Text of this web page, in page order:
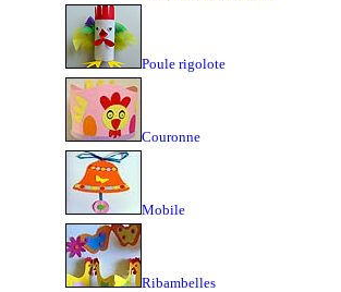
Poule rigolote
Couronne
Mobile
Ribambelles